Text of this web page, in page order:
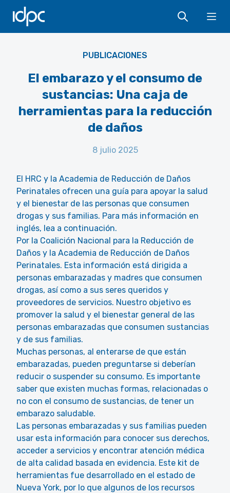
IDPC
PUBLICACIONES
El embarazo y el consumo de
sustancias: Una caja de
herramientas para la reducción
de daños
8 julio 2025
El HRC y la Academia de Reducción de Daños
Perinatales ofrecen una guía para apoyar la salud
y el bienestar de las personas que consumen
drogas y sus familias. Para más información en
inglés, lea a continuación.
Por la Coalición Nacional para la Reducción de
Daños y la Academia de Reducción de Daños
Perinatales. Esta información está dirigida a
personas embarazadas y madres que consumen
drogas, así como a sus seres queridos y
proveedores de servicios. Nuestro objetivo es
promover la salud y el bienestar general de las
personas embarazadas que consumen sustancias
y de sus familias.
Muchas personas, al enterarse de que están
embarazadas, pueden preguntarse si deberían
reducir o suspender su consumo. Es importante
saber que existen muchas formas, relacionadas o
no con el consumo de sustancias, de tener un
embarazo saludable.
Las personas embarazadas y sus familias pueden
usar esta información para conocer sus derechos,
acceder a servicios y encontrar atención médica
de alta calidad basada en evidencia. Este kit de
herramientas fue desarrollado en el estado de
Nueva York, por lo que algunos de los recursos